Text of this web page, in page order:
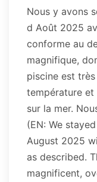
Nous y avons
d Août 2025
conforme au
magnifique,
piscine est
température
sur la mer.
(EN: We
August 2025
as described.
magnificent,